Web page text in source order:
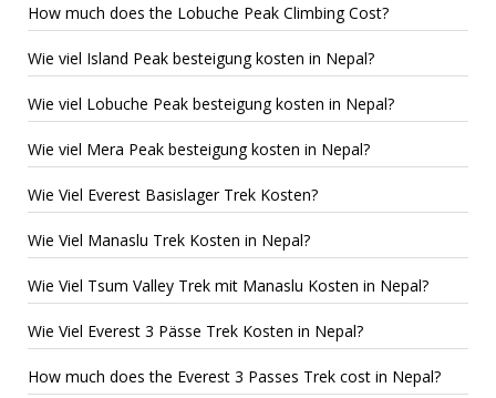
How much does the Lobuche Peak Climbing Cost?
Wie viel Island Peak besteigung kosten in Nepal?
Wie viel Lobuche Peak besteigung kosten in Nepal?
Wie viel Mera Peak besteigung kosten in Nepal?
Wie Viel Everest Basislager Trek Kosten?
Wie Viel Manaslu Trek Kosten in Nepal?
Wie Viel Tsum Valley Trek mit Manaslu Kosten in Nepal?
Wie Viel Everest 3 Pässe Trek Kosten in Nepal?
How much does the Everest 3 Passes Trek cost in Nepal?